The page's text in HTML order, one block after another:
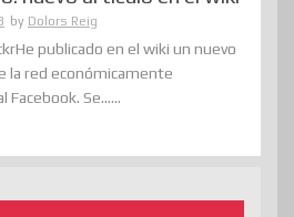
by Dolors Reig
publicado en el wiki un nuevo
la red económicamente
Se......